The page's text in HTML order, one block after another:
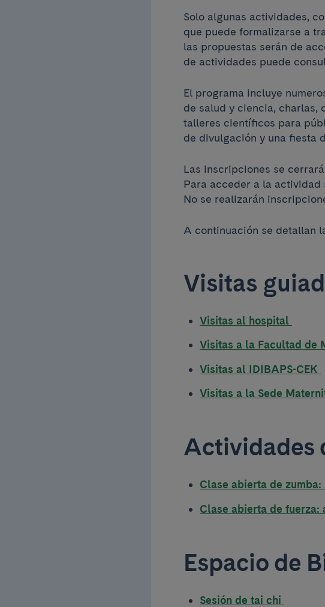
Solo algunas actividades,
que puede formalizarse a
las propuestas serán de
de actividades puede
El programa incluye
de salud y ciencia, charlas,
talleres científicos para
de divulgación y una fiesta
Las inscripciones se
Para acceder a la
No se realizarán
A continuación se detallan
Visitas
Visitas al hospital
Visitas a la Facultad de
Visitas al IDIBAPS-CEK
Visitas a la Sede
Actividades
Clase abierta de
Clase abierta de fuerza:
Espacio de
Sesión de tai chi